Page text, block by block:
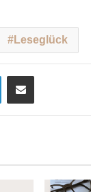
Leseglück
LinkedInTeile per E-Mail